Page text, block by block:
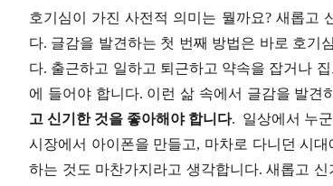
호기심이 가진 사전적 의미는 뭘까요? 새롭고
다. 글감을 발견하는 첫 번째 방법은 바로 호기
다. 출근하고 일하고 퇴근하고 약속을 잡거나
에 들어야 합니다. 이런 삶 속에서 글감을 발견
고 신기한 것을 좋아해야 합니다. 일상에서 누
시장에서 아이폰을 만들고, 마차로 다니던 시
하는 것도 마찬가지라고 생각합니다. 새롭고